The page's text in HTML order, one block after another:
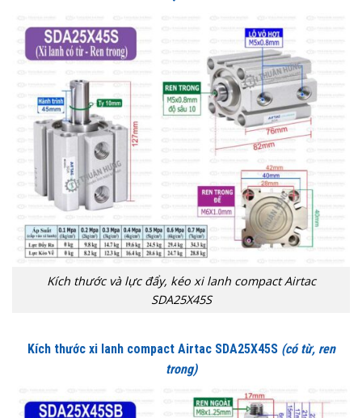
Kích thước và lực đẩy, kéo xi lanh compact Airtac
SDA25X45S
Kích thước xi lanh compact Airtac SDA25X45S(có từ, ren
trong)